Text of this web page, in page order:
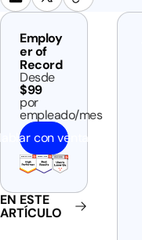
Employ
er of
Record
Desde
$99
por
empleado/mes
con ventas
EN ESTE
ARTÍCULO